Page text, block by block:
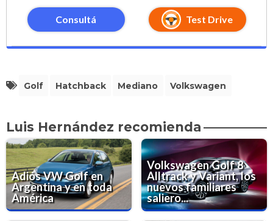
Consultá Test Drive
Golf Hatchback Mediano Volkswagen
Luis Hernández recomienda
Adiós VW Golf en
Argentina y en toda
América
Volkswagen Golf 8
Alltrack y Variant, los
nuevos familiares
saliero...